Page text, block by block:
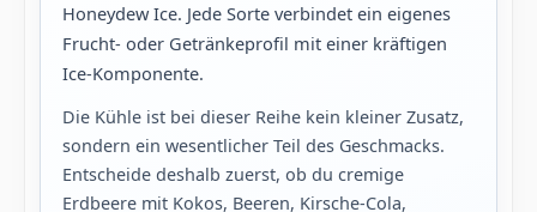
Honeydew Ice. Jede Sorte verbindet ein eigenes
Frucht- oder Getränkeprofil mit einer kräftigen
Ice-Komponente.
Die Kühle ist bei dieser Reihe kein kleiner Zusatz,
sondern ein wesentlicher Teil des Geschmacks.
Entscheide deshalb zuerst, ob du cremige
Erdbeere mit Kokos, Beeren, Kirsche-Cola,